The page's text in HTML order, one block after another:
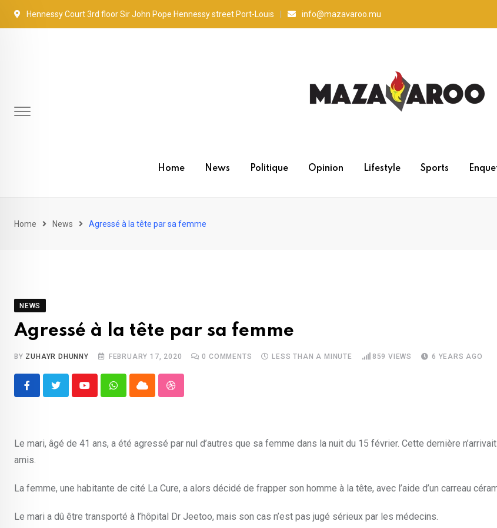
Skip
Hennessy Court 3rd floor Sir John Pope Hennessy street Port-Louis info@mazavaroo.mu
Home News Politique Opinion Lifestyle Sports
Home News Agressé à la tête par sa femme
NEWS
Agressé à la tête par sa femme
BY ZUHAYR DHUNNY FEBRUARY 17, 2020 0 COMMENTS LESS THAN A MINUTE 859 VIEWS 6 YEARS AGO
YoutubeWhatsappCloud StumbleUpon
Le mari, âgé de 41 ans, a été agressé par nul d’autres que sa femme dans la nuit du 15 février. Cette dernière
amis.
La femme, une habitante de cité La Cure, a alors décidé de frapper son homme à la tête, avec l’aide d’un carreau
Le mari a dû être transporté à l’hôpital Dr Jeetoo, mais son cas n’est pas jugé sérieux par les médecins.